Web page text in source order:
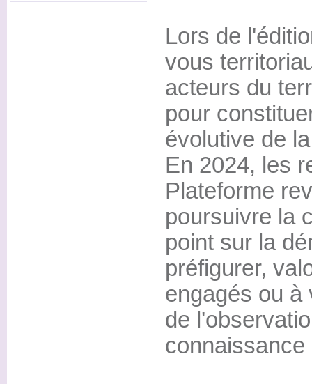
Lors de
vous
acteurs du
pour
évolutive de
En 2024, les
Plateforme
poursuivre la
point sur la
préfigurer,
engagés ou à
de
connaissance